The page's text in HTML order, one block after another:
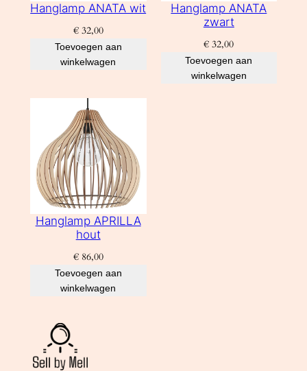
Hanglamp ANATA wit
€32,00
Toevoegen aan
winkelwagen
Hanglamp ANATA
zwart
€ 32,00
Toevoegen aan
winkelwagen
Hanglamp APRILLA
hout
€86,00
Toevoegen aan
winkelwagen